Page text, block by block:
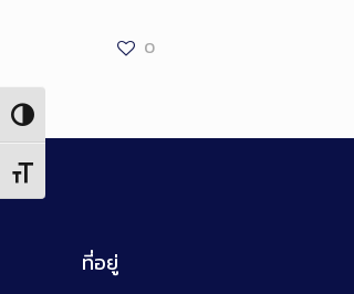
Toggle High Contrast
Toggle Font size
0
ที่อยู่